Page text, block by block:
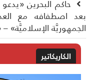
حاكم البحرين «يدعو
اصطفافه مع
الإسلاميَّة» –
الكاريكاتير